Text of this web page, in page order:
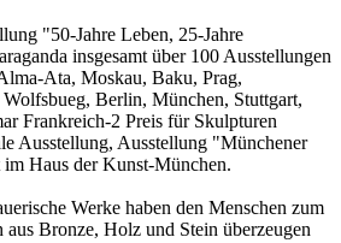
"50-Jahre Leben, 25-Jahre
insgesamt über 100 Ausstellungen
Ata, Moskau, Baku, Prag,
Berlin, München, Stuttgart,
Frankreich-2 Preis für Skulpturen
Ausstellung, Ausstellung "Münchener
Haus der Kunst-München.
Werke haben den Menschen zum
aus Bronze, Holz und Stein überzeugen